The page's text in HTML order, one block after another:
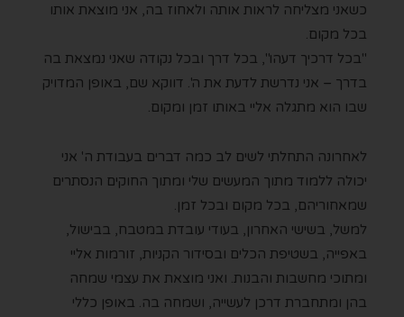
כשאני מצליחה לראות אותה ולאחוז בה, אני מוצאת אותו
בכל מקום.
"בכל דרכיך דעהו", בכל דרך ובכל נקודה שאני נמצאת בה
בדרך – אני נדרשת לדעת את ה'. דווקא שם, באופן המדויק
שבו הוא מתגלה אליי באותו זמן ומקום.
לאחרונה התחלתי לשים לב כמה דברים בעבודת ה' אני
יכולה ללמוד מתוך המעשים שלי ומתוך החוקים הנסתרים
שמאחוריהם, בכל מקום ובכל זמן.
למשל, בשישי האחרון, בעודי עובדת במטבח, בבישול,
באפייה, בשטיפת הכלים ובסידור הקניות, זורמות אליי
ומתוכי מחשבות והבנות. ואני מוצאת את עצמי שמחה
בהן ומתחברת דרכן לעשייה, ושמחה בה. באופן כללי